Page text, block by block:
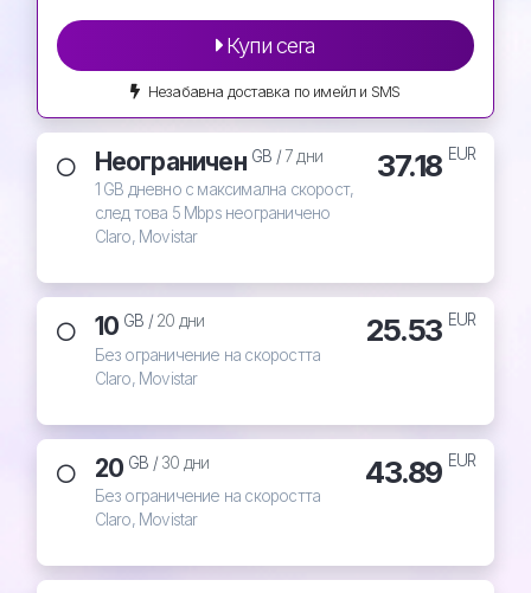
Купи сега
Незабавна доставка по имейл и SMS
Неограничен GB /7 дни
1 GB дневно с максимална скорост,
след това 5 Mbps неограничено
Claro, Movistar
37.18 EUR
10 GB /20 дни
Без ограничение на скоростта
Claro, Movistar
25.53 EUR
20 GB /30 дни
Без ограничение на скоростта
Claro, Movistar
43.89 EUR